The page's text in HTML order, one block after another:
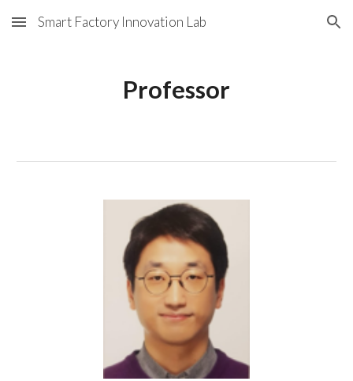
Skip to main content Skip to navigation
Smart Factory Innovation Lab
Professor